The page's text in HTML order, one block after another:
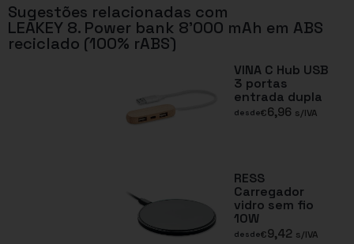
Sugestões relacionadas com
LEAKEY 8. Power bank 8’000 mAh em ABS
reciclado (100% rABS)
VINA C Hub USB
3 portas
entrada dupla
desde€6,96 s/IVA
RESS
Carregador
vidro sem fio
10W
desde€9,42 s/IVA